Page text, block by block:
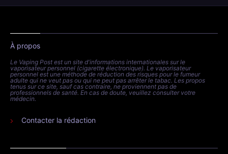
À propos
Le Vaping Post est un site d'informations internationales sur le
vaporisateur personnel (cigarette électronique). Le vaporisateur
personnel est une méthode de réduction des risques pour le fumeur
adulte qui ne veut pas ou qui ne peut pas arrêter le tabac. Les propos
tenus sur ce site, sauf cas contraire, ne proviennent pas de
professionnels de santé. En cas de doute, veuillez consulter votre
médecin.
Contacter la rédaction